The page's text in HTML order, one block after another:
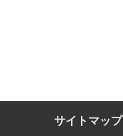
サイトマップ